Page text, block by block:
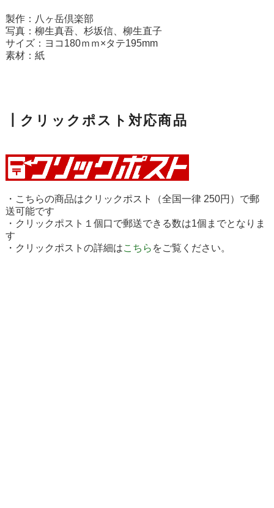
製作：八ヶ岳倶楽部
写真：柳生真吾、杉坂信、柳生直子
サイズ：ヨコ180ｍｍ×タテ195mm
素材：紙
┃クリックポスト対応商品
・こちらの商品はクリックポスト（全国一律 250円）で郵
送可能です
・クリックポスト１個口で郵送できる数は1個までとなりま
す
・クリックポストの詳細はこちら をご覧ください。